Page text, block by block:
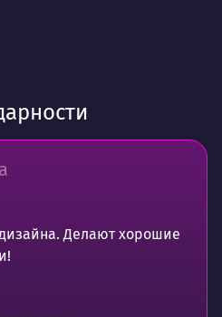
Делают хорошие